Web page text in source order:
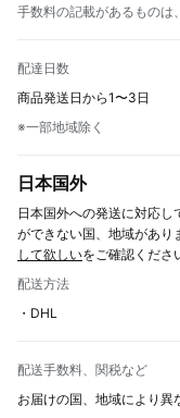
手数料の記載があるものは
配達日数
商品発送日から1〜3日
※一部地域除く
日本国外
日本国外への発送に対応
ができない国、地域があり
して欲しいをご確認くださ
配送方法
・DHL
配送手数料、関税など
お届けの国、地域により異